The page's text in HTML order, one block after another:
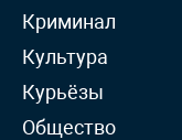
Криминал
Культура
Курьёзы
Общество